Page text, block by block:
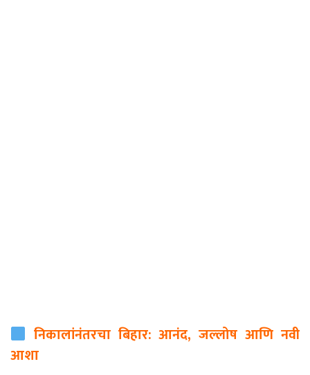
निकालांनंतरचा बिहार: आनंद, जल्लोष आणि नवी
आशा